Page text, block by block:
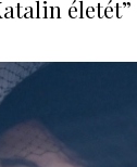
életét”